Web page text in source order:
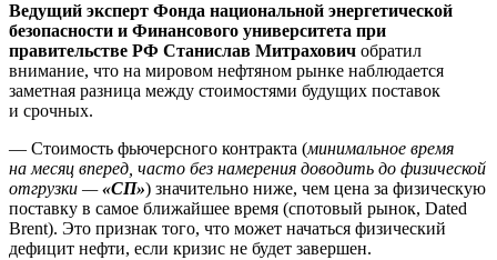
Ведущий эксперт Фонда национальной энергетической
безопасности и Финансового университета при
правительстве РФ Станислав Митрахович обратил
внимание, что на мировом нефтяном рынке наблюдается
заметная разница между стоимостями будущих поставок
и срочных.
— Стоимость фьючерсного контракта (минимальное время
на месяц вперед, часто без намерения доводить до физической
отгрузки —«СП») значительно ниже, чем цена за физическую
поставку в самое ближайшее время (спотовый рынок, Dated
Brent). Это признак того, что может начаться физический
дефицит нефти, если кризис не будет завершен.